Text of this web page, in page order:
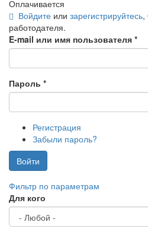
Оплачивается
Войдите или зарегистрируйтесь,
работодателя.
E-mail или имя пользователя *
Пароль *
Регистрация
Забыли пароль?
Войти
Фильтр по параметрам
Для кого